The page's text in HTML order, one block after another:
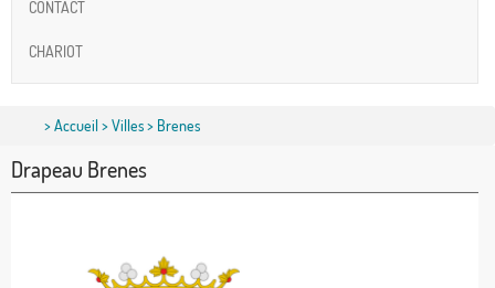
CONTACT
CHARIOT
>Accueil>Villes> Brenes
Drapeau Brenes